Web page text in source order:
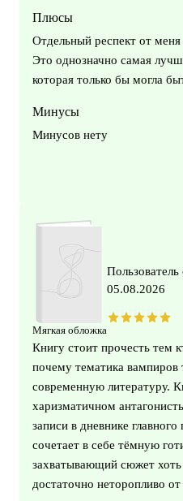
Плюсы
Отдельный респект от
Это однозначно самая
которая только бы могла
Минусы
Минусов нету
Мягкая обложка
05.08.2026
Книгу стоит прочесть тем
почему тематика вампиров
современную литературу.
харизматичном
записи в дневнике
сочетает в себе тёмную
захватывающий сюжет
достаточно неторопливо